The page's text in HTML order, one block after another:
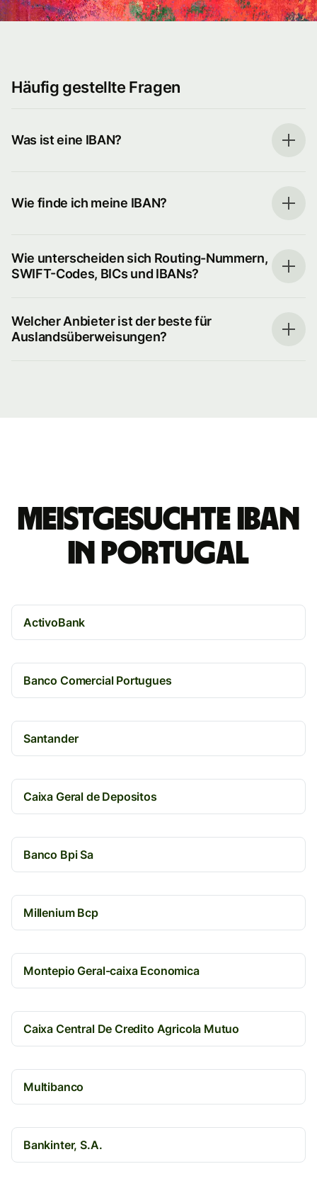
Häufig gestellte Fragen
Was ist eine IBAN?
Wie finde ich meine IBAN?
Wie unterscheiden sich Routing-Nummern,
SWIFT-Codes, BICs und IBANs?
Welcher Anbieter ist der beste für
Auslandsüberweisungen?
Meistgesuchte IBAN
in Portugal
ActivoBank
Banco Comercial Portugues
Santander
Caixa Geral de Depositos
Banco Bpi Sa
Millenium Bcp
Montepio Geral-caixa Economica
Caixa Central De Credito Agricola Mutuo
Multibanco
Bankinter, S.A.